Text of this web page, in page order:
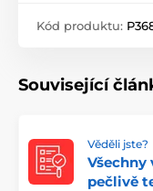
Kód produktu:
Související
Věděli jste?
pečlivě